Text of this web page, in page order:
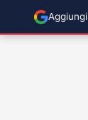
Aggiungi